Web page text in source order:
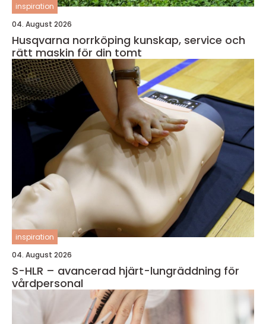
inspiration
04. August 2026
Husqvarna norrköping kunskap, service och
rätt maskin för din tomt
inspiration
04. August 2026
S-HLR – avancerad hjärt-lungräddning för
vårdpersonal